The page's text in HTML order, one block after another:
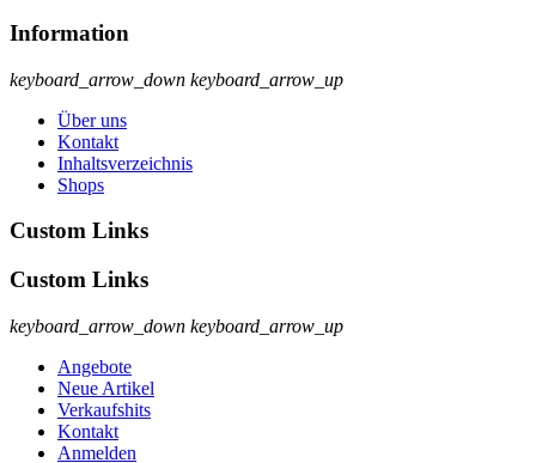
Information
keyboard_arrow_down keyboard_arrow_up
Über uns
Kontakt
Inhaltsverzeichnis
Shops
Custom Links
Custom Links
keyboard_arrow_down keyboard_arrow_up
Angebote
Neue Artikel
Verkaufshits
Kontakt
Anmelden